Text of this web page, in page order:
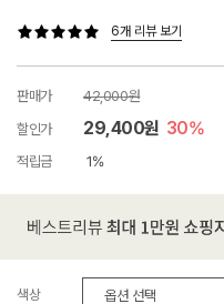
6개 리뷰 보기
판매가
42,000원
할인가
29,400원 30%
적립금 1%
색상